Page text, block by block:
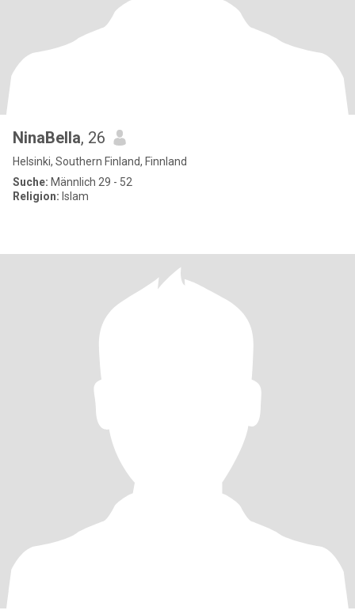
NinaBella, 26
Helsinki, Southern Finland, Finnland
Suche: Männlich 29 - 52
Religion: Islam